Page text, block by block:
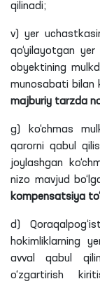
qilinadi;
v) yer
qo‘yilayotgan
obyektining
munosabati bilan
majburiy tarzda
g) ko‘chmas
qarorni qabul
joylashgan
nizo mavjud
kompensatsiya
d)
hokimliklarning
avval qabul
o‘zgartirish